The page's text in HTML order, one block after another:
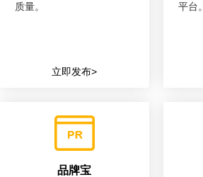
质量。
立即发布>
平台。
品牌宝